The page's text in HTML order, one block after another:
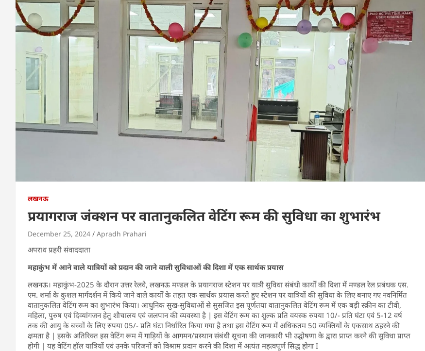
लखनऊ
प्रयागराज जंक्शन पर वातानुकलित वेटिंग रूम की सुविधा का शुभारंभ
December 25, 2024 Apradh Prahari
अपराध प्रहरी संवाददाता
महाकुंभ में आने वाले यात्रियों को प्रदान की जाने वाली सुविधाओं की दिशा में एक सार्थक प्रयास
लखनऊ। महाकुंभ-2025 के दौरान उत्तर रेलवे, लखनऊ मण्डल के प्रयागराज स्टेशन पर यात्री सुविधा संबंधी कार्यों की दिशा में मण्डल रेल प्रबंधक एस.
एम. शर्मा के कुशल मार्गदर्शन में किये जाने वाले कार्यों के तहत एक सार्थक प्रयास करते हुए स्टेशन पर यात्रियों की सुविधा के लिए बनाए गए नवनिर्मित
वातानुकलित वेटिंग रूम का शुभारंभ किया। आधुनिक सुख-सुविधाओं से सुसजित इस पूर्णतया वातानुकलित वेटिंग रूम में एक बड़ी स्क्रीन का टीवी,
महिला, पुरुष एवं दिव्यांगजन हेतु शौचालय एवं जलपान की व्यवस्था है | इस वेटिंग रूम का शुल्क प्रति वयस्क रुपया 10/- प्रति घंटा एवं 5-12 वर्ष
तक की आयु के बच्चों के लिए रुपया 05/- प्रति घंटा निर्धारित किया गया है तथा इस वेटिंग रूम में अधिकतम 50 व्यक्तियों के एकसाथ ठहरने की
क्षमता है | इसके अतिरिक्त इस वेटिंग रूम में गाड़ियों के आगमन/प्रस्थान संबंधी सूचना की जानकारी भी उद्घोषणा के द्वारा प्राप्त करने की सुविधा प्राप्त
होगी | यह वेटिंग हॉल यात्रियों एवं उनके परिजनों को विश्राम प्रदान करने की दिशा में अत्यंत महत्वपूर्ण सिद्ध होगा I